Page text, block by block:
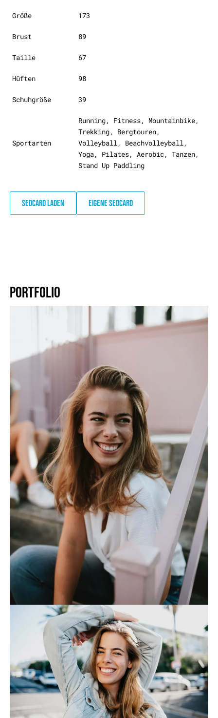
Größe 173
Brust 89
Taille 67
Hüften 98
Schuhgröße 39
Sportarten
Running, Fitness, Mountainbike,
Trekking, Bergtouren,
Volleyball, Beachvolleyball,
Yoga, Pilates, Aerobic, Tanzen,
Stand Up Paddling
SEDCARD LADEN EIGENE SEDCARD
PORTFOLIO